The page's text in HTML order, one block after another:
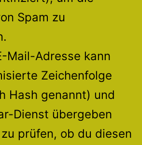
Spam zu
Mail-Adresse kann
Zeichenfolge
Hash genannt) und
Dienst übergeben
prüfen, ob du diesen